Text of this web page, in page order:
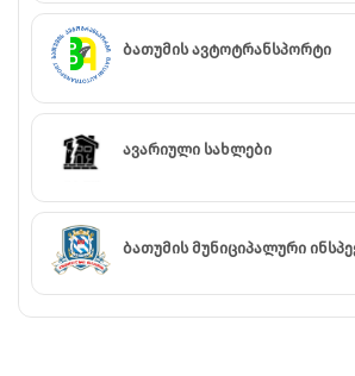
ბათუმის ავტოტრანსპორტი
ავარიული სახლები
ბათუმის მუნიციპალური